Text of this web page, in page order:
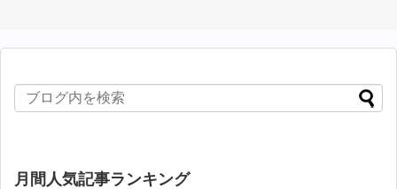
月間人気記事ランキング